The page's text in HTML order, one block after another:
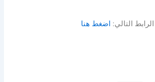
التالي: اضغط هنا